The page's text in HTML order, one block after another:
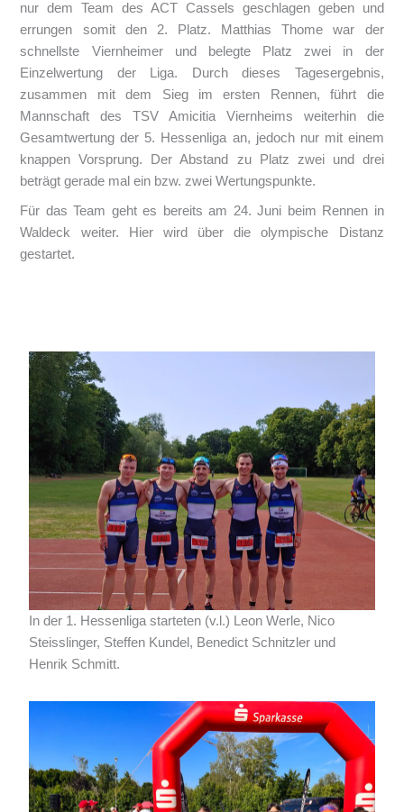
nur dem Team des ACT Cassels geschlagen geben und
errungen somit den 2. Platz. Matthias Thome war der
schnellste Viernheimer und belegte Platz zwei in der
Einzelwertung der Liga. Durch dieses Tagesergebnis,
zusammen mit dem Sieg im ersten Rennen, führt die
Mannschaft des TSV Amicitia Viernheims weiterhin die
Gesamtwertung der 5. Hessenliga an, jedoch nur mit einem
knappen Vorsprung. Der Abstand zu Platz zwei und drei
beträgt gerade mal ein bzw. zwei Wertungspunkte.
Für das Team geht es bereits am 24. Juni beim Rennen in
Waldeck weiter. Hier wird über die olympische Distanz
gestartet.
In der 1. Hessenliga starteten (v.l.) Leon Werle, Nico
Steisslinger, Steffen Kundel, Benedict Schnitzler und
Henrik Schmitt.